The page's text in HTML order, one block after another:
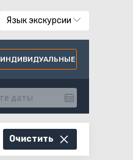
Язык экскурсии
ИНДИВИДУАЛЬНЫЕ
Очистить